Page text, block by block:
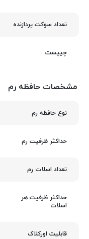
تعداد سوکت پردازنده
چیپست
مشخصات حافظه رم
نوع حافظه رم
حداکثر ظرفیت رم
تعداد اسلات رم
حداکثر ظرفیت هر
اسلات
قابلیت اورکلاک